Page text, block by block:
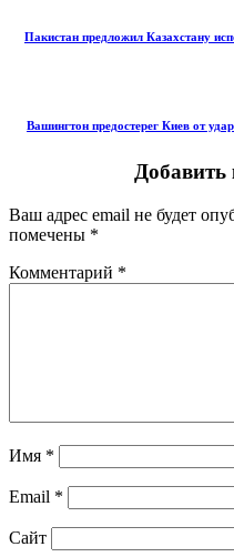
Пакистан предложил Казахстану
Вашингтон предостерег Киев от
Ваш адрес email не будет
помечены *
Комментарий *
Имя *
Email *
Сайт